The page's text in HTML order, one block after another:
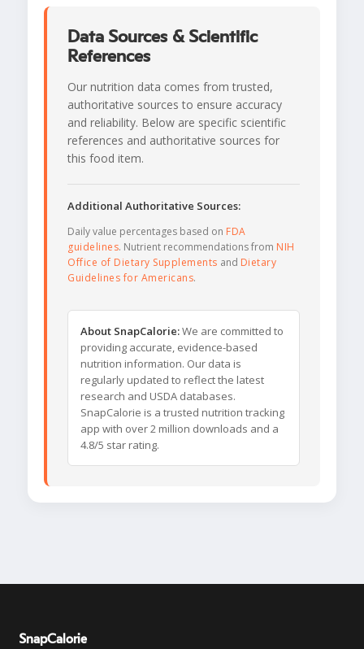
Data Sources & Scientific
References
Our nutrition data comes from trusted,
authoritative sources to ensure accuracy
and reliability. Below are specific scientific
references and authoritative sources for
this food item.
Additional Authoritative Sources:
Daily value percentages based on FDA
guidelines. Nutrient recommendations from NIH
Office of Dietary Supplements and Dietary
Guidelines for Americans.
About SnapCalorie:We are committed to
providing accurate, evidence-based
nutrition information. Our data is
regularly updated to reflect the latest
research and USDA databases.
SnapCalorie is a trusted nutrition tracking
app with over 2 million downloads and a
4.8/5 star rating.
SnapCalorie